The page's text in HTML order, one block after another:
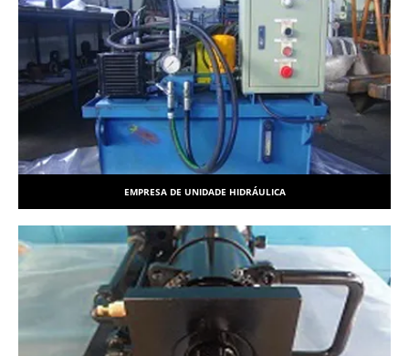
EMPRESA DE UNIDADE HIDRÁULICA